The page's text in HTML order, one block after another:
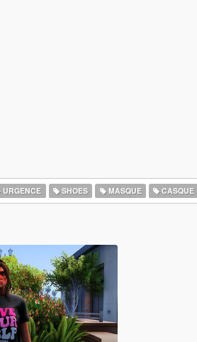
URGENCE SHOES MASQUE CASQUE